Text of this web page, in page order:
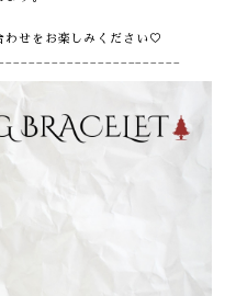
わせをお楽しみください♡